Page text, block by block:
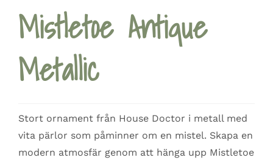
Mistletoe Antique
Metallic
Stort ornament från House Doctor i metall med
vita pärlor som påminner om en mistel. Skapa en
modern atmosfär genom att hänga upp Mistletoe